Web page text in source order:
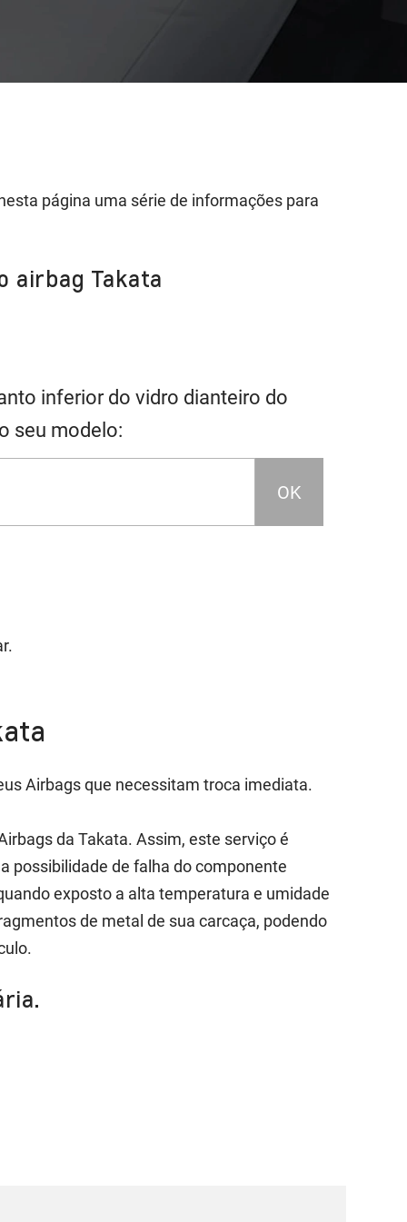
página uma série de informações para
airbag Takata
inferior do vidro dianteiro do
seu modelo:
OK
Airbags que necessitam troca imediata.
da Takata. Assim, este serviço é
possibilidade de falha do componente
exposto a alta temperatura e umidade
de metal de sua carcaça, podendo